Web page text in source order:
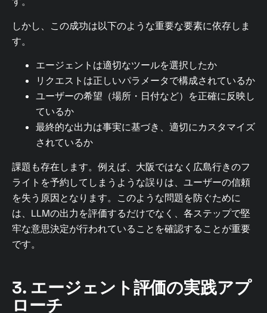
しかし、この成功は以下のような重要な要素に依存しま
す。
エージェントは適切なツールを選択したか
リクエストは正しいパラメータで構成されているか
ユーザーの希望（場所・日付など）を正確に反映し
ているか
最終的な出力は事実に基づき、適切にカスタマイズ
されているか
課題も存在します。例えば、大阪ではなく広島行きのフ
ライトを予約してしまうような誤りは、ユーザーの信頼
を失う原因となります。このような問題を防ぐために
は、LLMの出力を評価するだけでなく、各ステップで堅
牢な意思決定が行われていることを確認することが重要
です。
3. エージェント評価の実践アプ
ローチ